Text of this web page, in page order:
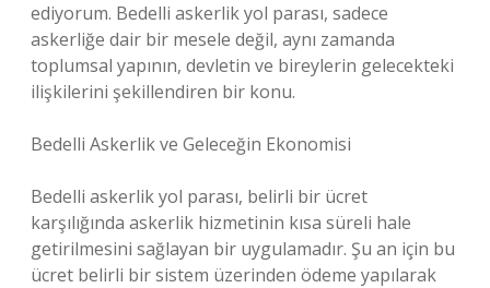
ediyorum. Bedelli askerlik yol parası, sadece
askerliğe dair bir mesele değil, aynı zamanda
toplumsal yapının, devletin ve bireylerin gelecekteki
ilişkilerini şekillendiren bir konu.
Bedelli Askerlik ve Geleceğin Ekonomisi
Bedelli askerlik yol parası, belirli bir ücret
karşılığında askerlik hizmetinin kısa süreli hale
getirilmesini sağlayan bir uygulamadır. Şu an için bu
ücret belirli bir sistem üzerinden ödeme yapılarak